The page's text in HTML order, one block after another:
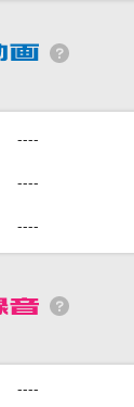
曲・ランキングなど
をもっと楽しもう！
----
----
----
----